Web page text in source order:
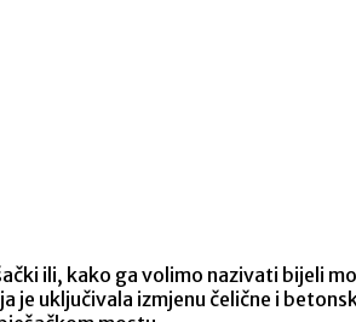
ili, kako ga volimo nazivati bijeli
uključivala izmjenu čelične i